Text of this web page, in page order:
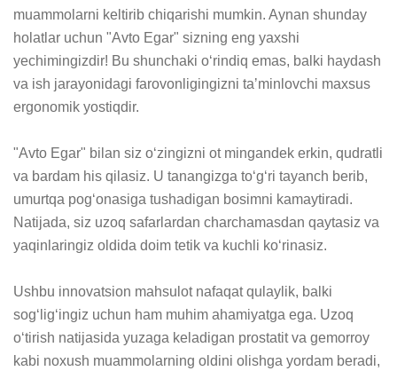
muammolarni keltirib chiqarishi mumkin. Aynan shunday
holatlar uchun "Avto Egar" sizning eng yaxshi
yechimingizdir! Bu shunchaki oʻrindiq emas, balki haydash
va ish jarayonidagi farovonligingizni taʼminlovchi maxsus
ergonomik yostiqdir.
"Avto Egar" bilan siz oʻzingizni ot mingandek erkin, qudratli
va bardam his qilasiz. U tanangizga toʻgʻri tayanch berib,
umurtqa pogʻonasiga tushadigan bosimni kamaytiradi.
Natijada, siz uzoq safarlardan charchamasdan qaytasiz va
yaqinlaringiz oldida doim tetik va kuchli koʻrinasiz.
Ushbu innovatsion mahsulot nafaqat qulaylik, balki
sogʻligʻingiz uchun ham muhim ahamiyatga ega. Uzoq
oʻtirish natijasida yuzaga keladigan prostatit va gemorroy
kabi noxush muammolarning oldini olishga yordam beradi,